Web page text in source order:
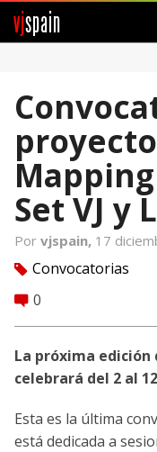
vjspain
Foros
Noticias
Vjspain
Ayuda
Contacto
Entrar
Crear Cuenta
Set VJ y
Por vjspain, 17
tag Convocatorias
comment 0
La próxima edición
celebrará del 2 al
Esta es la última
está dedicada a